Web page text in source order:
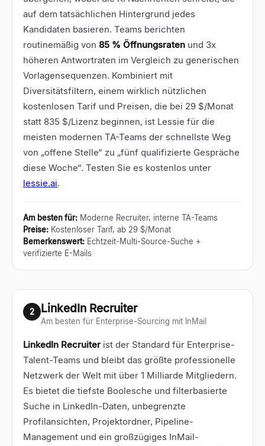
auf dem tatsächlichen Hintergrund jedes
Kandidaten basieren. Teams berichten
routinemäßig von 85 % Öffnungsraten und 3x
höheren Antwortraten im Vergleich zu generischen
Vorlagensequenzen. Kombiniert mit
Diversitätsfiltern, einem wirklich nützlichen
kostenlosen Tarif und Preisen, die bei 29 $/Monat
statt 835 $/Lizenz beginnen, ist Lessie für die
meisten modernen TA-Teams der schnellste Weg
von „offene Stelle“ zu „fünf qualifizierte Gespräche
diese Woche“. Testen Sie es kostenlos unter
lessie.ai.
Am besten für: Moderne Recruiter, interne TA-Teams
Preise: Kostenloser Tarif, ab 29 $/Monat
Bemerkenswert: Echtzeit-Multi-Source-Suche +
verifizierte E-Mails
2 LinkedIn Recruiter
Am besten für Enterprise-Sourcing mit InMail
LinkedIn Recruiterist der Standard für Enterprise-
Talent-Teams und bleibt das größte professionelle
Netzwerk der Welt mit über 1 Milliarde Mitgliedern.
Es bietet die tiefste Boolesche und filterbasierte
Suche in LinkedIn-Daten, unbegrenzte
Profilansichten, Projektordner, Pipeline-
Management und ein großzügiges InMail-